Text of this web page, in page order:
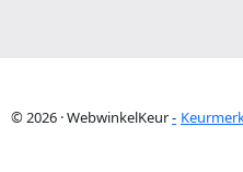
© 2026 · WebwinkelKeur